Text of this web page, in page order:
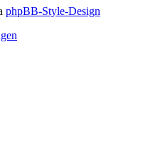
phpBB-Style-Design